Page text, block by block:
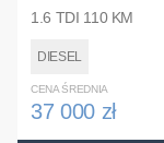
1.6 TDI 110 KM
DIESEL
CENA ŚREDNIA
37 000 zł